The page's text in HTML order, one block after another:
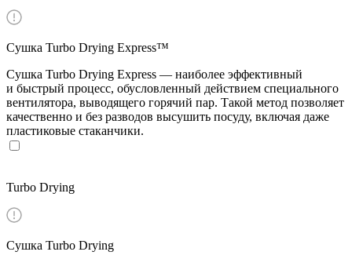
Сушка Turbo Drying Express™
Сушка Turbo Drying Express — наиболее эффективный
и быстрый процесс, обусловленный действием специального
вентилятора, выводящего горячий пар. Такой метод позволяет
качественно и без разводов высушить посуду, включая даже
пластиковые стаканчики.
Turbo Drying
Сушка Turbo Drying